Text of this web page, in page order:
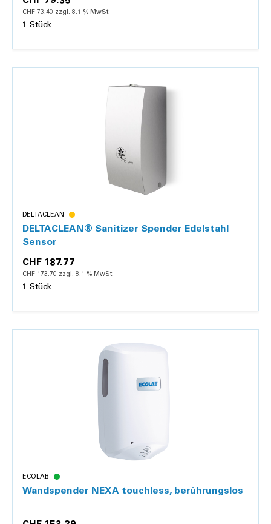
CHF 73.40 zzgl. 8.1 % MwSt.
1 Stück
Details
DELTACLEAN
DELTACLEAN® Sanitizer Spender Edelstahl
Sensor
CHF 187.77
CHF 173.70 zzgl. 8.1 % MwSt.
1 Stück
ECOLAB
Wandspender NEXA touchless, berührungslos